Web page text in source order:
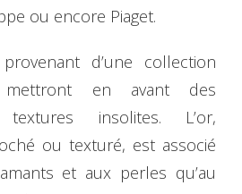
ou encore Piaget.
d’une collection
mettront en avant des
insolites. L’or,
ou texturé, est associé
et aux perles qu’au